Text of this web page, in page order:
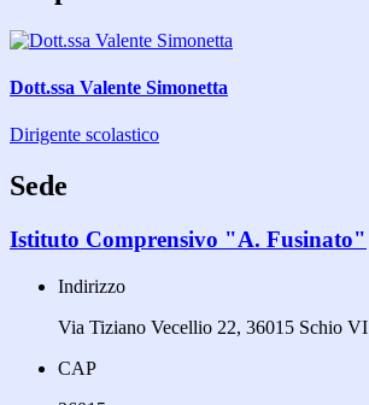
Dott.ssa Valente Simonetta
Dirigente scolastico
Sede
Istituto Comprensivo "A. Fusinato"
Indirizzo
Via Tiziano Vecellio 22, 36015 Schio VI
CAP